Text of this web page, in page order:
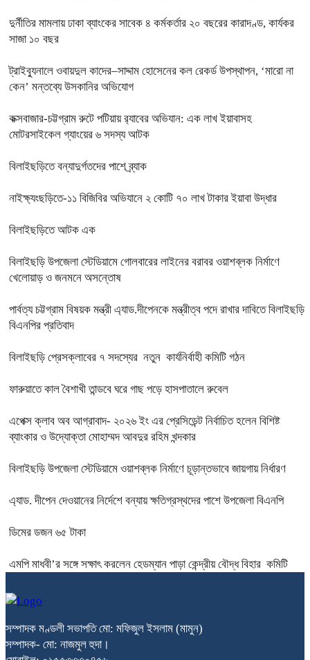
দুর্নীতির মামলায় ঢাকা ব্যাংকের সাবেক ৪ কর্মকর্তার ২০ বছরের কারাদণ্ড, কার্যকর
সাজা ১০ বছর
ট্রাইব্যুনালে ওবায়দুল কাদের–সাদ্দাম হোসেনের কল রেকর্ড উপস্থাপন, ‘মারো না
কেন’ মন্তব্যে উসকানির অভিযোগ
কক্সবাজার-চট্টগ্রাম রুটে পটিয়ায় র‍্যাবের অভিযান: এক লাখ ইয়াবাসহ
মোটরসাইকেল গ্যাংয়ের ৬ সদস্য আটক
বিলাইছড়িতে বন্যাদুর্গতদের পাশে ব্র্যাক
নাইক্ষ্যংছড়িতে-১১ বিজিবির অভিযানে ২ কোটি ৭০ লাখ টাকার ইয়াবা উদ্ধার
বিলাইছড়িতে আটক এক
বিলাইছড়ি উপজেলা স্টেডিয়ামে গোলবারের লাইনের বরাবর ওয়াশব্লক নির্মাণে
খেলোয়াড় ও জনমনে অসন্তোষ
পার্বত্য চট্টগ্রাম বিষয়ক মন্ত্রী এ্যাড.দীপেনকে মন্ত্রীত্ব পদে রাখার দাবিতে বিলাইছড়ি
বিএনপির প্রতিবাদ
বিলাইছড়ি প্রেসক্লাবের ৭ সদস্যের নতুন কার্যনির্বাহী কমিটি গঠন
ফারুয়াতে কাল বৈশাখী তান্ডবে ঘরে গাছ পড়ে হাসপাতালে রুবেল
এপেক্স ক্লাব অব আগ্রাবাদ- ২০২৬ ইং এর প্রেসিডেন্ট নির্বাচিত হলেন বিশিষ্ট
ব্যাংকার ও উদ্যোক্তা মোহাম্মদ আবদুর রহিম খন্দকার
বিলাইছড়ি উপজেলা স্টেডিয়ামে ওয়াশব্লক নির্মাণে চূড়ান্তভাবে জায়গায় নির্ধারণ
এ্যাড. দীপেন দেওয়ানের নির্দেশে বন্যায় ক্ষতিগ্রস্থদের পাশে উপজেলা বিএনপি
ডিমের ডজন ৬৫ টাকা
এমপি মাধবী’র সঙ্গে সক্ষাৎ করলেন হেডম্যান পাড়া কেন্দ্রীয় বৌদ্ধ বিহার কমিটি
সম্পাদক মণ্ডলী সভাপতি মো: মফিজুল ইসলাম (মামুন)
সম্পাদক- মো: নাজমুল হুদা।